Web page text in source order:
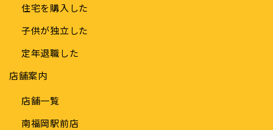
住宅を購入した
子供が独立した
定年退職した
店舗案内
店舗一覧
南福岡駅前店